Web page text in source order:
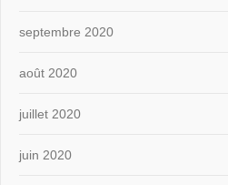
septembre 2020
août 2020
juillet 2020
juin 2020